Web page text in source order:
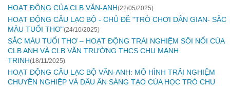
HOẠT ĐỘNG CỦA CLB VĂN-ANH(22/05/2025)
HOẠT ĐỘNG CÂU LẠC BỘ - CHỦ ĐỀ "TRÒ CHƠI DÂN GIAN- SẮC
MÀU TUỔI THƠ"(24/10/2025)
SẮC MÀU TUỔI THƠ – HOẠT ĐỘNG TRẢI NGHIỆM SÔI NỔI CỦA
CLB ANH VÀ CLB VĂN TRƯỜNG THCS CHU MẠNH
TRINH(18/11/2025)
HOẠT ĐỘNG CÂU LẠC BỘ VĂN-ANH: MÔ HÌNH TRẢI NGHIỆM
CHUYÊN NGHIỆP VÀ DẤU ẤN SÁNG TẠO CỦA HỌC TRÒ CHU